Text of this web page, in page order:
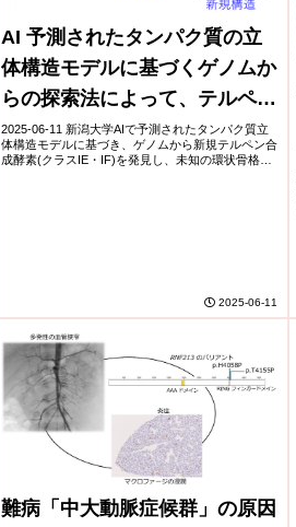
AI 予測されたタンパク質の立
体構造モデルに基づくゲノムか
らの探索法によって、テルペン
の環状骨格や構造の多様性を拡
大できることを証明
2025-06-11 新潟大学AIで予測されたタンパク質立
体構造モデルに基づき、ゲノムから新規テルペン合
成酵素(クラスIE・IF)を発見し、未知の環状骨格を
2025-06-11
難病「中大動脈症候群」の原因